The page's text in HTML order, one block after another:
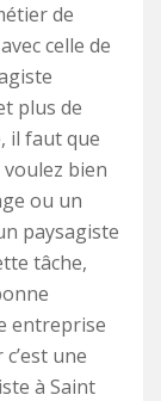
de
celle de
plus de
il faut que
bien
ou un
paysagiste
tâche,
entreprise
une
à Saint